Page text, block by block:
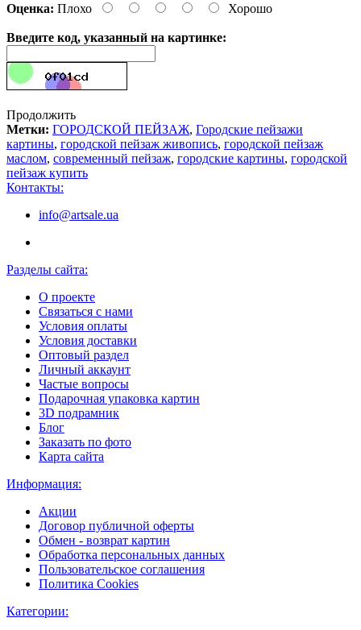
Оценка: Плохо Хорошо
Введите код, указанный на картинке:
Продолжить
Метки: ГОРОДСКОЙ ПЕЙЗАЖ, Городские пейзажи
картины, городской пейзаж живопись, городской пейзаж
маслом, современный пейзаж, городские картины, городской
пейзаж купить
Контакты:
info@artsale.ua
Разделы сайта:
О проекте
Связаться с нами
Условия оплаты
Условия доставки
Оптовый раздел
Личный аккаунт
Частые вопросы
Подарочная упаковка картин
3D подрамник
Блог
Заказать по фото
Карта сайта
Информация:
Акции
Договор публичной оферты
Обмен - возврат картин
Обработка персональных данных
Пользовательское соглашения
Политика Cookies
Категории: